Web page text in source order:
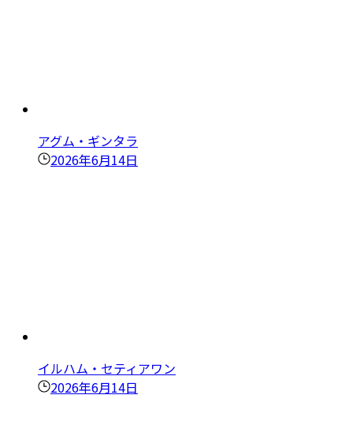
アグム・ギンタラ
2026年6月14日
イルハム・セティアワン
2026年6月14日